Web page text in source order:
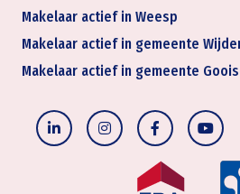
Makelaar actief in Weesp
Makelaar actief in gemeente
Makelaar actief in gemeente